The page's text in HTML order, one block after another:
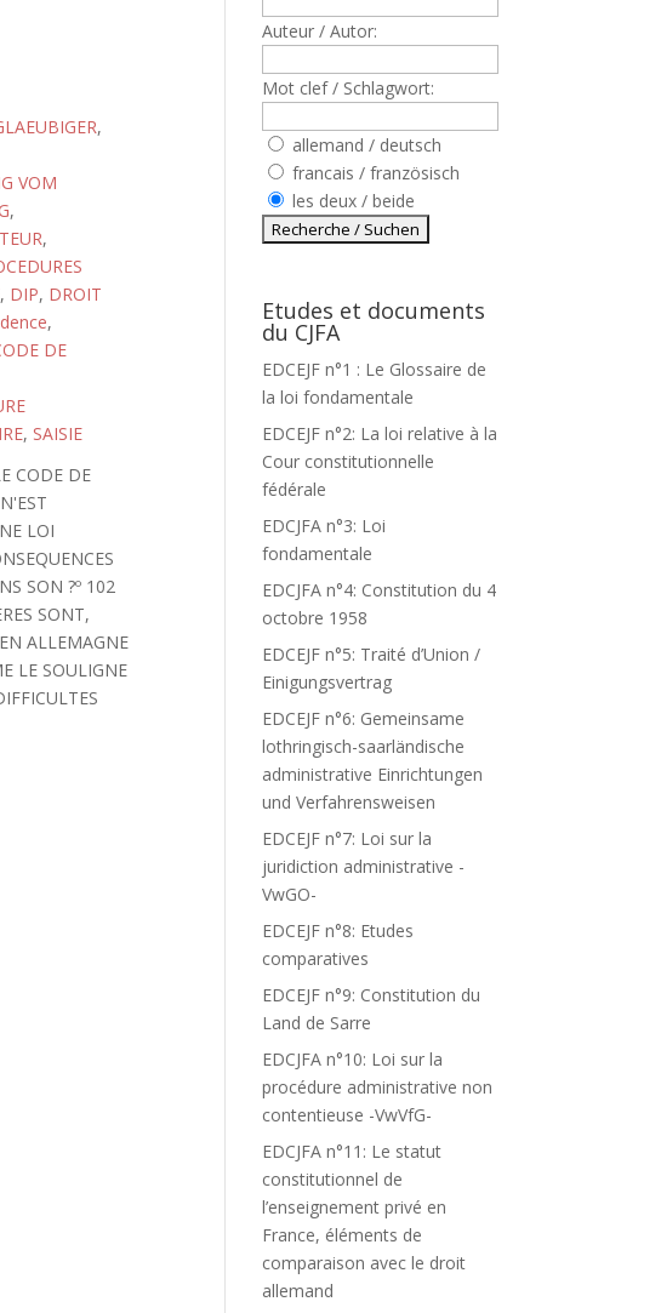
,
VOM
,
,
, DIP, DROIT
,
DE
, SAISIE
CODE DE
LOI
SON ?º 102
SONT,
ALLEMAGNE
LE SOULIGNE
Auteur / Autor:
Mot clef / Schlagwort:
allemand / deutsch
francais / französisch
les deux / beide
Etudes et documents
du CJFA
EDCEJF n°1 : Le Glossaire de
la loi fondamentale
EDCEJF n°2: La loi relative à la
Cour constitutionnelle
fédérale
EDCJFA n°3: Loi
fondamentale
EDCJFA n°4: Constitution du 4
octobre 1958
EDCEJF n°5: Traité d’Union /
Einigungsvertrag
EDCEJF n°6: Gemeinsame
lothringisch-saarländische
administrative Einrichtungen
und Verfahrensweisen
EDCEJF n°7: Loi sur la
juridiction administrative -
VwGO-
EDCEJF n°8: Etudes
comparatives
EDCEJF n°9: Constitution du
Land de Sarre
EDCJFA n°10: Loi sur la
procédure administrative non
contentieuse -VwVfG-
EDCJFA n°11: Le statut
constitutionnel de
l’enseignement privé en
France, éléments de
comparaison avec le droit
allemand